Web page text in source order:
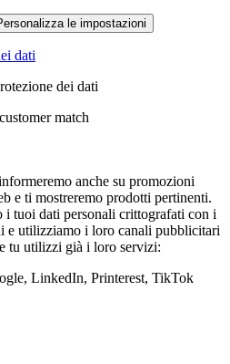
le impostazioni
dati
dei dati
match
anche su promozioni
e ti mostreremo prodotti pertinenti.
tuoi dati personali crittografati con i
e utilizziamo i loro canali pubblicitari
tu utilizzi già i loro servizi:
LinkedIn, Printerest, TikTok